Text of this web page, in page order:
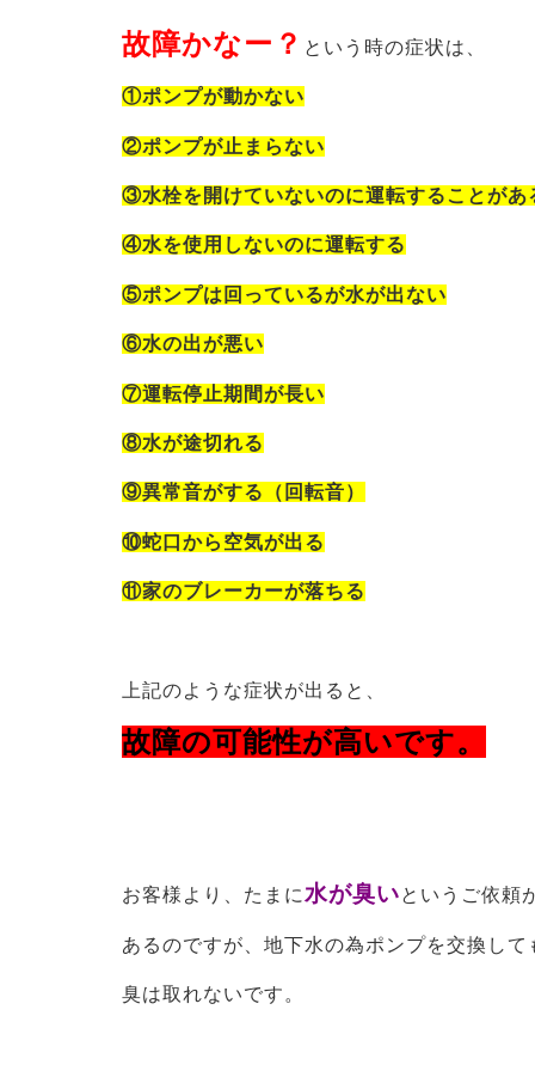
故障かなー？ という時の症状は、
①ポンプが動かない
②ポンプが止まらない
③水栓を開けていないのに運転することがあ
④水を使用しないのに運転する
⑤ポンプは回っているが水が出ない
⑥水の出が悪い
⑦運転停止期間が長い
⑧水が途切れる
⑨異常音がする（回転音）
⑩蛇口から空気が出る
⑪家のブレーカーが落ちる
上記のような症状が出ると、
故障の可能性が高いです。
お客様より、たまに水が臭いと いうご依頼
あるのですが、地下水の為ポンプを交換して
臭は取れないです。